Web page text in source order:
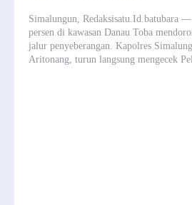
Simalungun, Redaksisatu.Id.batubara
persen di kawasan Danau Toba
jalur penyeberangan. Kapolres
Aritonang, turun langsung mengecek